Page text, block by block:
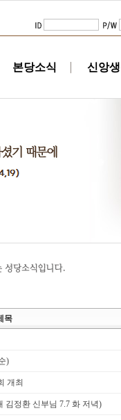
본당소식 신앙
목
)
개최
김정환 신부님 7.7 화 저녁)